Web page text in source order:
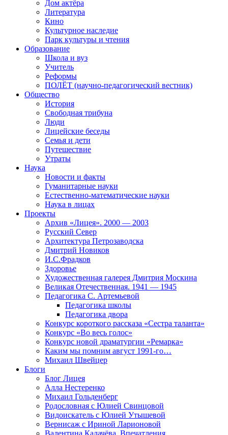
Дом актёра
Литература
Кино
Культурное наследие
Парк культуры и чтения
Образование
Школа и вуз
Учитель
Реформы
ПОЛЁТ (научно-педагогический вестник)
Общество
История
Свободная трибуна
Люди
Лицейские беседы
Семья и дети
Путешествие
Утраты
Наука
Новости и факты
Гуманитарные науки
Естественно-математические науки
Наука в лицах
Проекты
Архив «Лицея». 2000 — 2003
Русский Север
Архитектура Петрозаводска
Дмитрий Новиков
И.С.Фрадков
Здоровье
Художественная галерея Дмитрия Москина
Великая Отечественная. 1941 — 1945
Педагогика С. Артемьевой
Педагогика школы
Педагогика двора
Конкурс короткого рассказа «Сестра таланта»
Конкурс «Во весь голос»
Конкурс новой драматургии «Ремарка»
Каким мы помним август 1991-го…
Михаил Швейцер
Блоги
Блог Лицея
Алла Нестеренко
Михаил Гольденберг
Родословная с Юлией Свинцовой
Видоискатель с Юлией Утышевой
Вернисаж с Ириной Ларионовой